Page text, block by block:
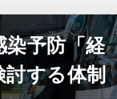
予防「経
する体制